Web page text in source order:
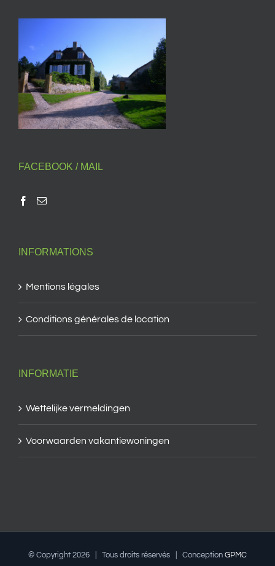
FACEBOOK / MAIL
INFORMATIONS
Mentions légales
Conditions générales de location
INFORMATIE
Wettelijke vermeldingen
Voorwaarden vakantiewoningen
© Copyright 2026 | Tous droits réservés | Conception GPMC